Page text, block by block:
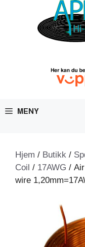
MENY
Hjem / Butikk /
Coil / 17AWG /
wire